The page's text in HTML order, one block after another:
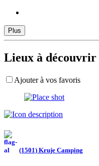
Plus
Lieux à découvrir
Ajouter à vos favoris
(1501) Kruje Camping